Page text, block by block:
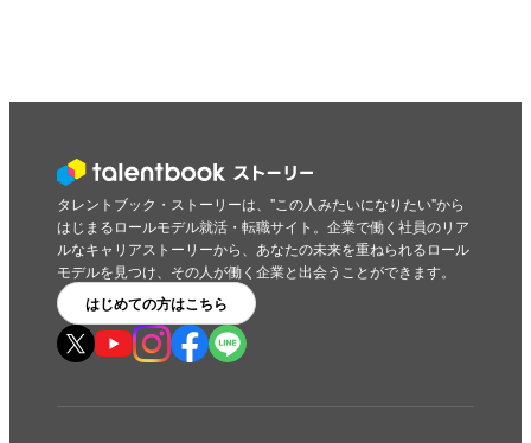
タレントブック・ストーリーは、"この人みたいになりたい"から
はじまるロールモデル就活・転職サイト。企業で働く社員のリア
ルなキャリアストーリーから、あなたの未来を重ねられるロール
モデルを見つけ、その人が働く企業と出会うことができます。
はじめての方はこちら